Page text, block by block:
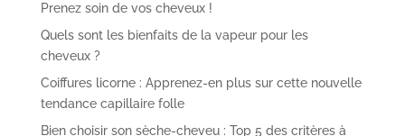
Prenez soin de vos cheveux !
Quels sont les bienfaits de la vapeur pour les
cheveux ?
Coiffures licorne : Apprenez-en plus sur cette nouvelle
tendance capillaire folle
Bien choisir son sèche-cheveu : Top 5 des critères à